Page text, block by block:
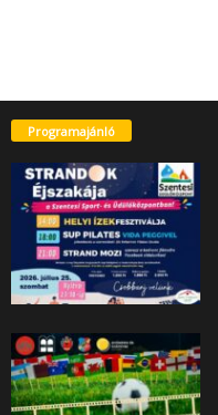
Programajánló